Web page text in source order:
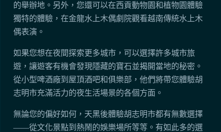
的舉辦地。另外，您還可以在西貢動物園和植物園體驗
獨特的體驗，在金龍水上木偶劇院觀看越南傳統水上木
偶表演。
如果您想在夜間探索更多城市，可以選擇許多城市旅
遊，讓遊客有機會發現隱藏的寶石並揭開當地的秘密。
從小型啤酒廠到屋頂酒吧和俱樂部，他們將帶您體驗胡
志明市充滿活力的夜生活場景的各個方面。
無論您的偏好如何，天黑後體驗胡志明市都有無數選擇
——從文化景點到熱鬧的娛樂場所等等。有如此多的選